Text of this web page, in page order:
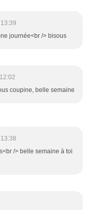
journée<br /> bisous
coupine, belle semaine
/> belle semaine à toi